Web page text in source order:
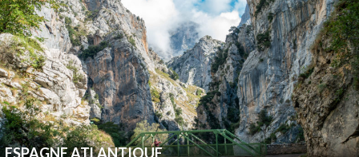
ESPAGNE ATLANTIQUE